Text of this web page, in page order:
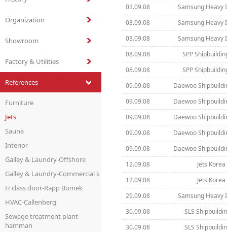
Organization
Showroom
Factory & Utilities
References
Furniture
Jets
Sauna
Interior
Galley & Laundry-Offshore
Galley & Laundry-Commercial s
H class door-Rapp Bomek
HVAC-Callenberg
Sewage treatment plant-
hamman
03.09.08
Samsung Heavy
03.09.08
Samsung Heavy
03.09.08
Samsung Heavy
08.09.08
SPP
08.09.08
SPP
09.09.08
Daewoo
09.09.08
Daewoo
09.09.08
Daewoo
09.09.08
Daewoo
09.09.08
Daewoo
12.09.08
Jets
12.09.08
Jets
29.09.08
Samsung Heavy
30.09.08
SLS
30.09.08
SLS